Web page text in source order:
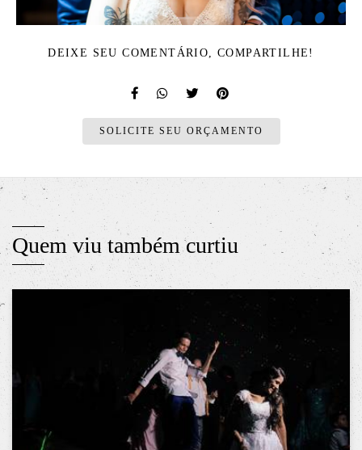
DEIXE SEU COMENTÁRIO, COMPARTILHE!
SOLICITE SEU ORÇAMENTO
Quem viu também curtiu